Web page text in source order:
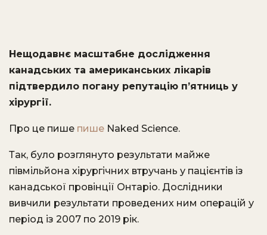
Нещодавнє масштабне дослідження
канадських та американських лікарів
підтвердило погану репутацію п’ятниць у
хірургії.
Про це пише пише Naked Science.
Так, було розглянуто результати майже
півмільйона хірургічних втручань у пацієнтів із
канадської провінції Онтаріо. Дослідники
вивчили результати проведених ним операцій у
період із 2007 по 2019 рік.